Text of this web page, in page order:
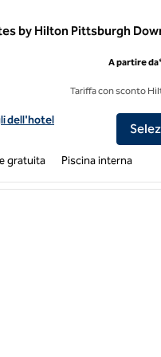
by Hilton Pittsburgh
dell'hotel Homewood Suites
dell'hotel
A partire
Tariffa con sconto
gratuita Piscina interna